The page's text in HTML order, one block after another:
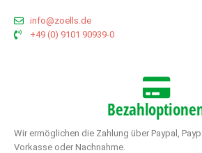
info@zoells.de
+49 (0) 9101 90939-0
Wir ermöglichen die Zahlung über Paypal,
Vorkasse oder Nachnahme.